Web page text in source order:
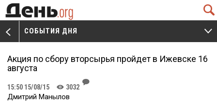
Q
V
СОБЫТИЯ ДНЯ
W
Акция по сбору вторсырья пройдет в Ижевске 16
августа
15:50 15/08/15 K 3032
J
Дмитрий Манылов